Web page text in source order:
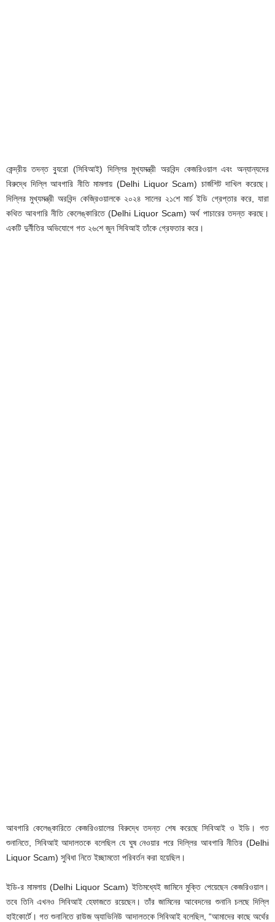
কেন্দ্রীয় তদন্ত ব্যুরো (সিবিআই) দিল্লির মুখ্যমন্ত্রী অরবিন্দ কেজরিওয়াল এবং অন্যান্যদের
বিরুদ্ধে দিল্লি আবগারি নীতি মামলায় (Delhi Liquor Scam) চার্জশিট দাখিল করেছে।
দিল্লির মুখ্যমন্ত্রী অরবিন্দ কেজ্রিওয়ালকে ২০২৪ সালের ২১শে মার্চ ইডি গ্রেপ্তার করে, যারা
কথিত আবগারি নীতি কেলেঙ্কারিতে (Delhi Liquor Scam) অর্থ পাচারের তদন্ত করছে।
একটি দুর্নীতির অভিযোগে গত ২৬শে জুন সিবিআই তাঁকে গ্রেফতার করে।
আবগারি কেলেঙ্কারিতে কেজরিওয়ালের বিরুদ্ধে তদন্ত শেষ করেছে সিবিআই ও ইডি। গত
শুনানিতে, সিবিআই আদালতকে বলেছিল যে ঘুষ নেওয়ার পরে দিল্লির আবগারি নীতির (Delhi
Liquor Scam) সুবিধা নিতে ইচ্ছামতো পরিবর্তন করা হয়েছিল।
ইডি-র মামলায় (Delhi Liquor Scam) ইতিমধ্যেই জামিনে মুক্তি পেয়েছেন কেজরিওয়াল।
তবে তিনি এখনও সিবিআই হেফাজতে রয়েছেন। তাঁর জামিনের আবেদনের শুনানি চলছে দিল্লি
হাইকোর্টে। গত শুনানিতে রাউজ অ্যাভিনিউ আদালতকে সিবিআই বলেছিল, “আমাদের কাছে অর্থের